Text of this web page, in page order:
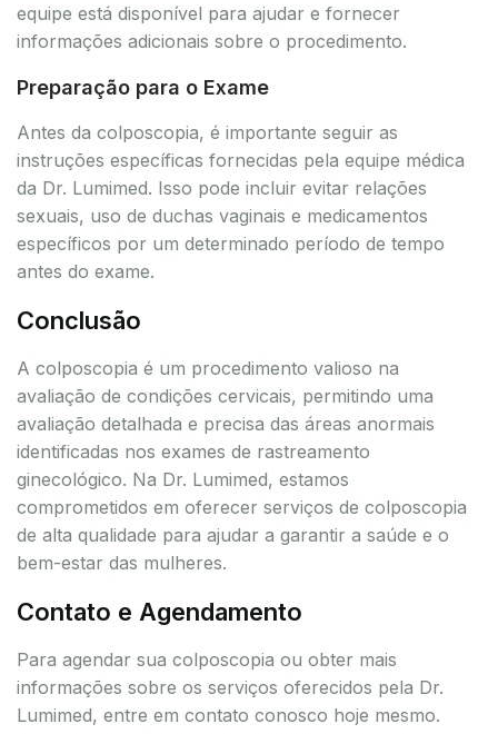
equipe está disponível para ajudar e fornecer
informações adicionais sobre o procedimento.
Preparação para o Exame
Antes da colposcopia, é importante seguir as
instruções específicas fornecidas pela equipe médica
da Dr. Lumimed. Isso pode incluir evitar relações
sexuais, uso de duchas vaginais e medicamentos
específicos por um determinado período de tempo
antes do exame.
Conclusão
A colposcopia é um procedimento valioso na
avaliação de condições cervicais, permitindo uma
avaliação detalhada e precisa das áreas anormais
identificadas nos exames de rastreamento
ginecológico. Na Dr. Lumimed, estamos
comprometidos em oferecer serviços de colposcopia
de alta qualidade para ajudar a garantir a saúde e o
bem-estar das mulheres.
Contato e Agendamento
Para agendar sua colposcopia ou obter mais
informações sobre os serviços oferecidos pela Dr.
Lumimed, entre em contato conosco hoje mesmo.